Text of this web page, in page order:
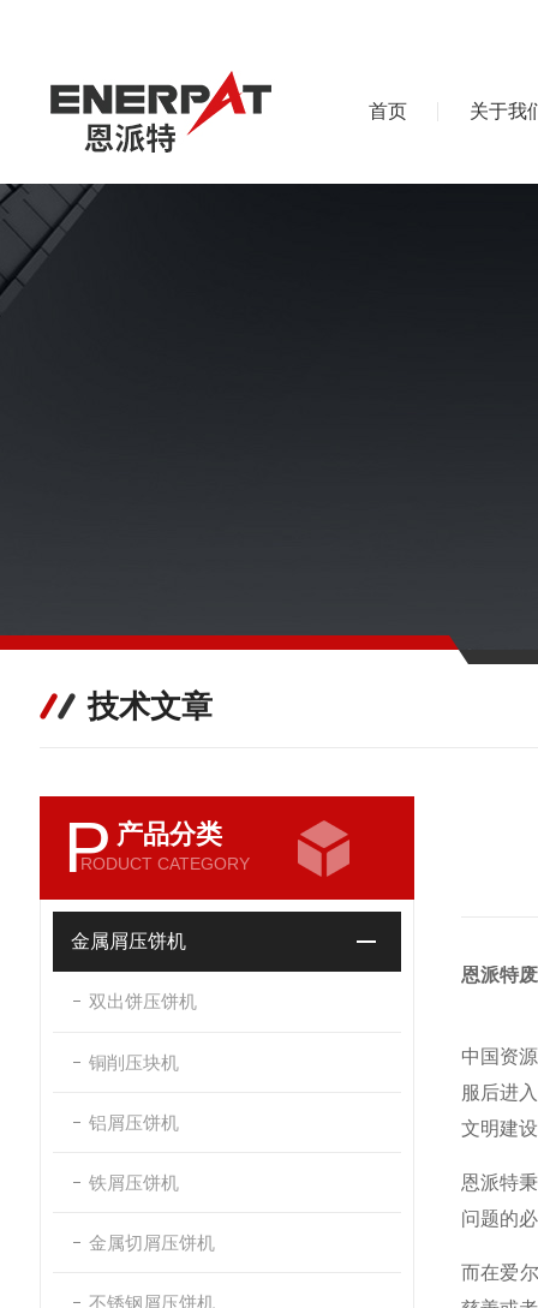
首页 关于我
技术文章
P 产品分类
RODUCT CATEGORY
金属屑压饼机
双出饼压饼机
铜削压块机
铝屑压饼机
铁屑压饼机
金属切屑压饼机
不锈钢屑压饼机
恩派特
中国资
服后进
文明建
恩派特
问题的
而在爱